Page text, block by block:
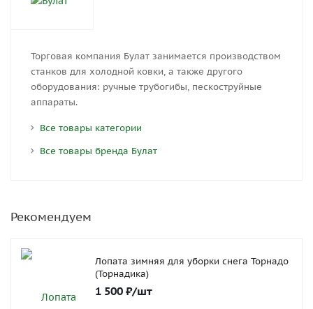
Торговая компания Булат занимается производством
станков для холодной ковки, а также другого
оборудования: ручные трубогибы, пескоструйные
аппараты.
Все товары категории
Все товары бренда Булат
Рекомендуем
Лопата зимняя для уборки снега Торнадо
(Торнадика)
1 500 ₽/шт